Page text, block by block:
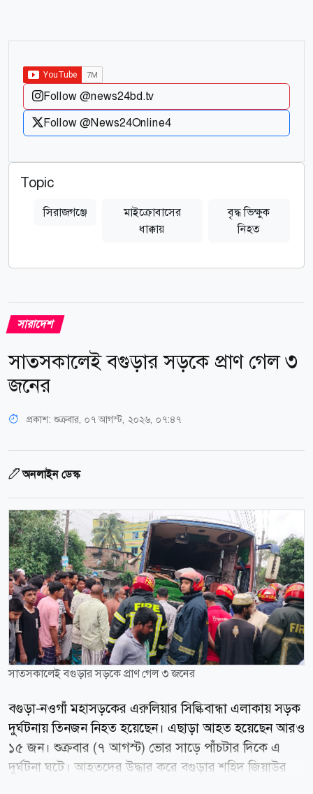
Follow @news24bd.tv
Follow @News24Online4
Topic
সিরাজগঞ্জে
মাইক্রোবাসের
ধাক্কায়
বৃদ্ধ ভিক্ষুক
নিহত
সারাদেশ
সাতসকালেই বগুড়ার সড়কে প্রাণ গেল ৩
জনের
প্রকাশ: শুক্রবার, ০৭ আগস্ট, ২০২৬, ০৭:৪৭
অনলাইন ডেস্ক
সাতসকালেই বগুড়ার সড়কে প্রাণ গেল ৩ জনের
বগুড়া-নওগাঁ মহাসড়কের এরুলিয়ার সিল্কিবান্ধা এলাকায় সড়ক
দুর্ঘটনায় তিনজন নিহত হয়েছেন। এছাড়া আহত হয়েছেন আরও
১৫ জন। শুক্রবার (৭ আগস্ট) ভোর সাড়ে পাঁচটার দিকে এ
দুর্ঘটনা ঘটে। আহতদের উদ্ধার করে বগুড়ার শহিদ জিয়াউর